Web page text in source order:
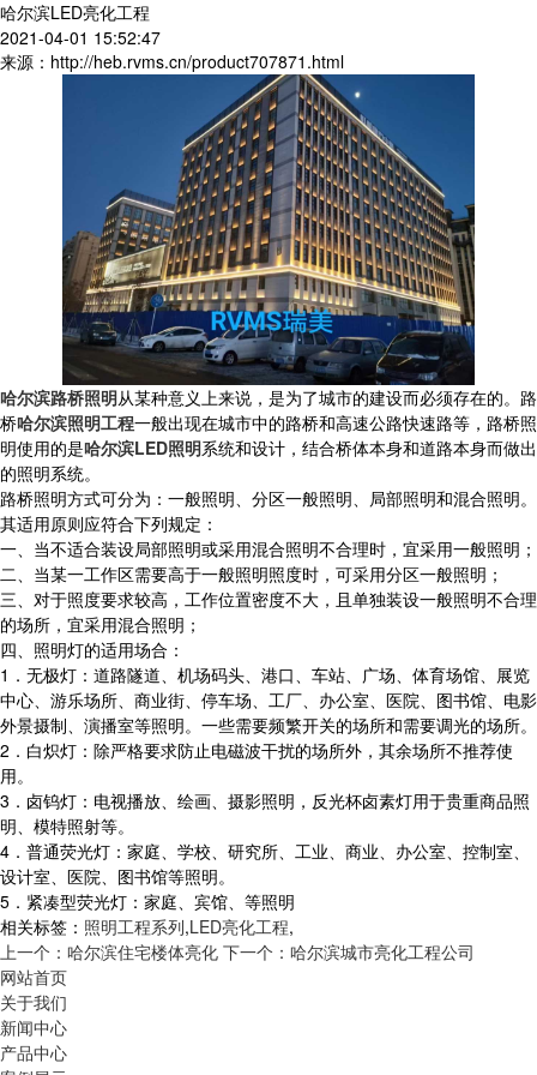
哈尔滨LED亮化工程
2021-04-01 15:52:47
来源：http://heb.rvms.cn/product707871.html
哈尔滨路桥照明从某种意义上来说，是为了城市的建设而必须存在的。路
桥哈尔滨照明工程一般出现在城市中的路桥和高速公路快速路等，路桥照
明使用的是哈尔滨LED照明系统和设计，结合桥体本身和道路本身而做出
的照明系统。
路桥照明方式可分为：一般照明、分区一般照明、局部照明和混合照明。
其适用原则应符合下列规定：
一、当不适合装设局部照明或采用混合照明不合理时，宜采用一般照明；
二、当某一工作区需要高于一般照明照度时，可采用分区一般照明；
三、对于照度要求较高，工作位置密度不大，且单独装设一般照明不合理
的场所，宜采用混合照明；
四、照明灯的适用场合：
1．无极灯：道路隧道、机场码头、港口、车站、广场、体育场馆、展览
中心、游乐场所、商业街、停车场、工厂、办公室、医院、图书馆、电影
外景摄制、演播室等照明。一些需要频繁开关的场所和需要调光的场所。
2．白炽灯：除严格要求防止电磁波干扰的场所外，其余场所不推荐使
用。
3．卤钨灯：电视播放、绘画、摄影照明，反光杯卤素灯用于贵重商品照
明、模特照射等。
4．普通荧光灯：家庭、学校、研究所、工业、商业、办公室、控制室、
设计室、医院、图书馆等照明。
5．紧凑型荧光灯：家庭、宾馆、等照明
相关标签： 照明工程系列,LED亮化工程,
上一个：哈尔滨住宅楼体亮化 下一个：哈尔滨城市亮化工程公司
网站首页
关于我们
新闻中心
产品中心